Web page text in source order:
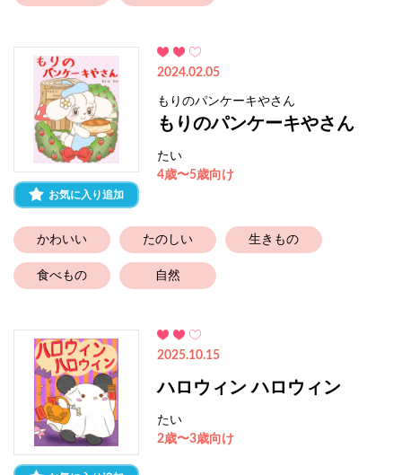
お気に入り追加
2024.02.05
もりのパンケーキやさん
もりのパンケーキやさん
たい
4歳〜5歳向け
かわいい たのしい 生きもの
食べもの 自然
2025.10.15
ハロウィン ハロウィン
たい
2歳〜3歳向け